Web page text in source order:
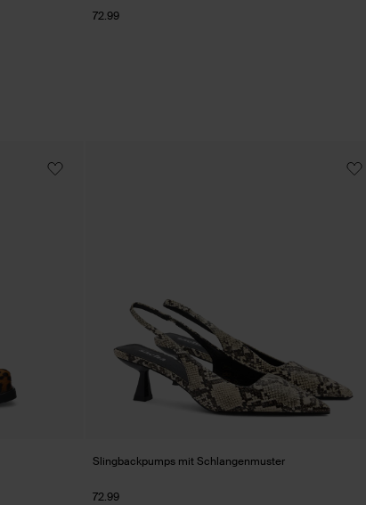
72.99
Slingbackpumps mit Schlangenmuster
72.99